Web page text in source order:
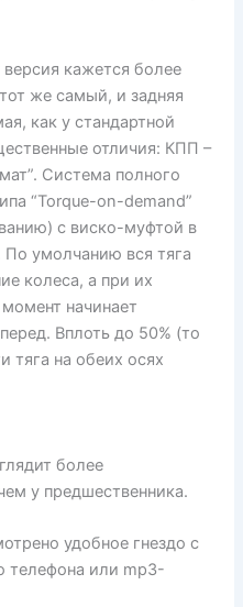
кажется более
же самый, и задняя
как у стандартной
отличия: КПП –
Система полного
“Torque-on-demand”
с виско-муфтой в
умолчанию вся тяга
колеса, а при их
начинает
Вплоть до 50% (то
тяга на обеих осях
более
у предшественника.
удобное гнездо с
телефона или mp3-